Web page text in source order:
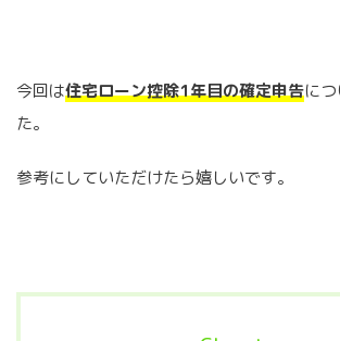
今回は住宅ローン控除1年目の確定申告に
た。
参考にしていただけたら嬉しいです。